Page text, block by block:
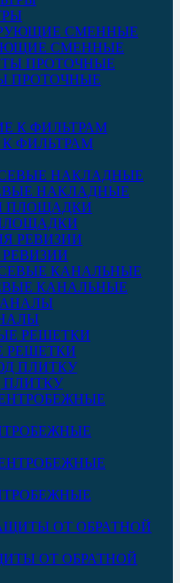
СМЕННЫЕ
ПРОТОЧНЫЕ
ФИЛЬТРАМ
НАКЛАДНЫЕ
КАНАЛЬНЫЕ
РЕШЕТКИ
ПЛИТКУ
ОТ ОБРАТНОЙ